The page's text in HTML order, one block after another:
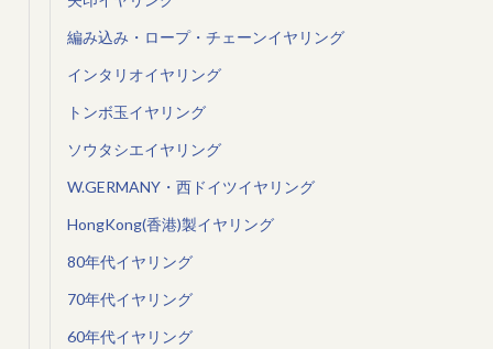
編み込み・ロープ・チェーンイヤリング
インタリオイヤリング
トンボ玉イヤリング
ソウタシエイヤリング
W.GERMANY・西ドイツイヤリング
HongKong(香港)製イヤリング
80年代イヤリング
70年代イヤリング
60年代イヤリング